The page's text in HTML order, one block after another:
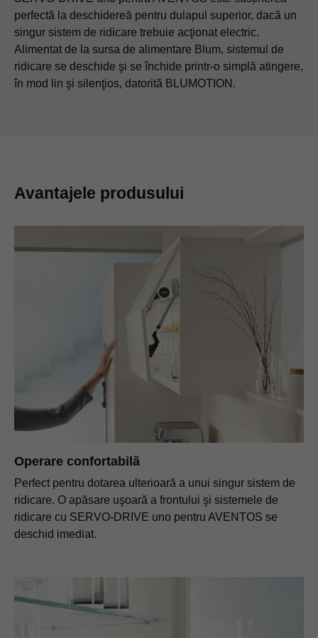
perfectă la deschidereă pentru dulapul superior, dacă un
singur sistem de ridicare trebuie acţionat electric.
Alimentat de la sursa de alimentare Blum, sistemul de
ridicare se deschide şi se închide printr-o simplă atingere,
în mod lin şi silenţios, datorită BLUMOTION.
Avantajele produsului
Operare confortabilă
Perfect pentru dotarea ulterioară a unui singur sistem de
ridicare. O apăsare uşoară a frontului şi sistemele de
ridicare cu SERVO-DRIVE uno pentru AVENTOS se
deschid imediat.